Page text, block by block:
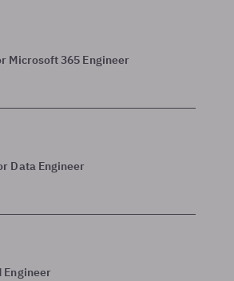
Microsoft 365 Engineer
Data Engineer
Engineer